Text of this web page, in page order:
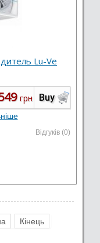
Lu-Ve
Buy
грн
Відгуків (0)
Кінець